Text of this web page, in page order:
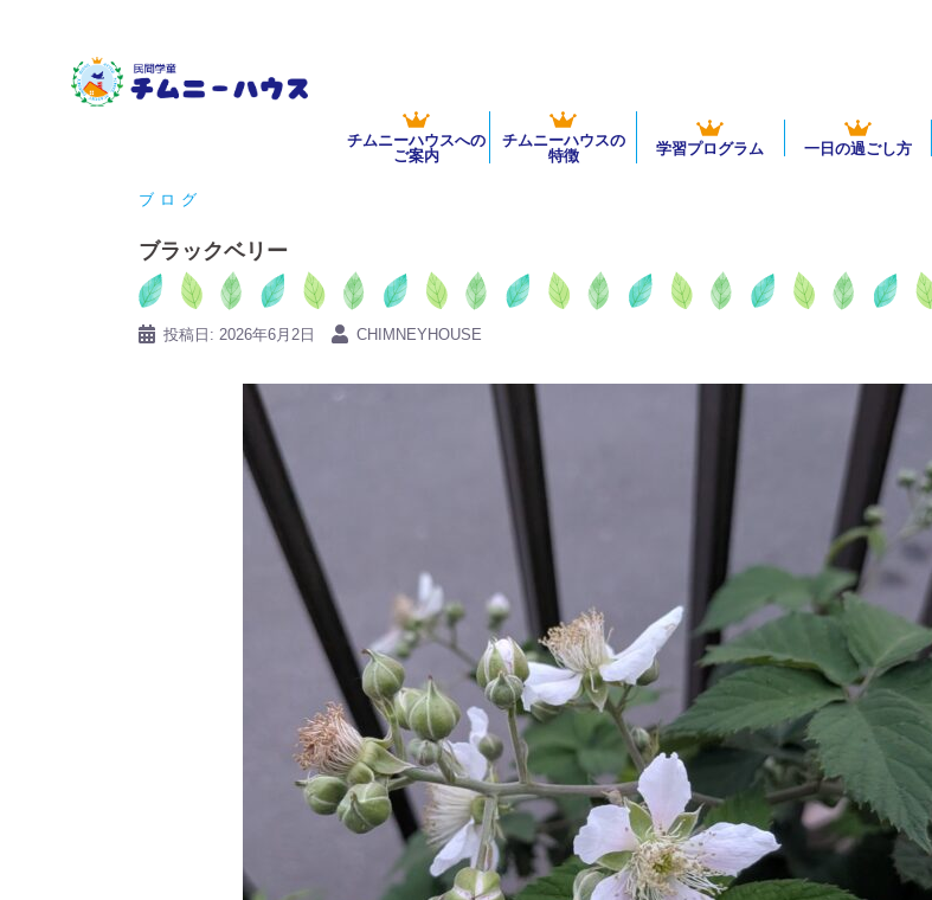
チムニーハウスへの
ご案内
チムニーハウスの
特徴
学習プログラム 一日の過ごし方
ブログ
ブラックベリー
投稿日: 2026年6月2日 CHIMNEYHOUSE